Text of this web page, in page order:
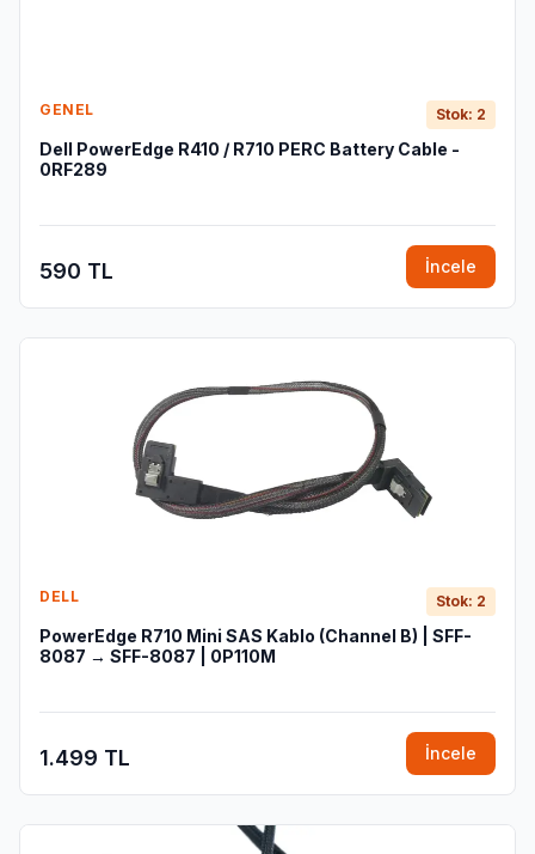
GENEL Stok: 2
Dell PowerEdge R410 / R710 PERC Battery Cable -
0RF289
590 TL İncele
DELL Stok: 2
PowerEdge R710 Mini SAS Kablo (Channel B) | SFF-
8087 → SFF-8087 | 0P110M
1.499 TL İncele